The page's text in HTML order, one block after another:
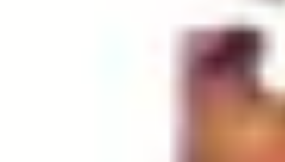
Conception de formation